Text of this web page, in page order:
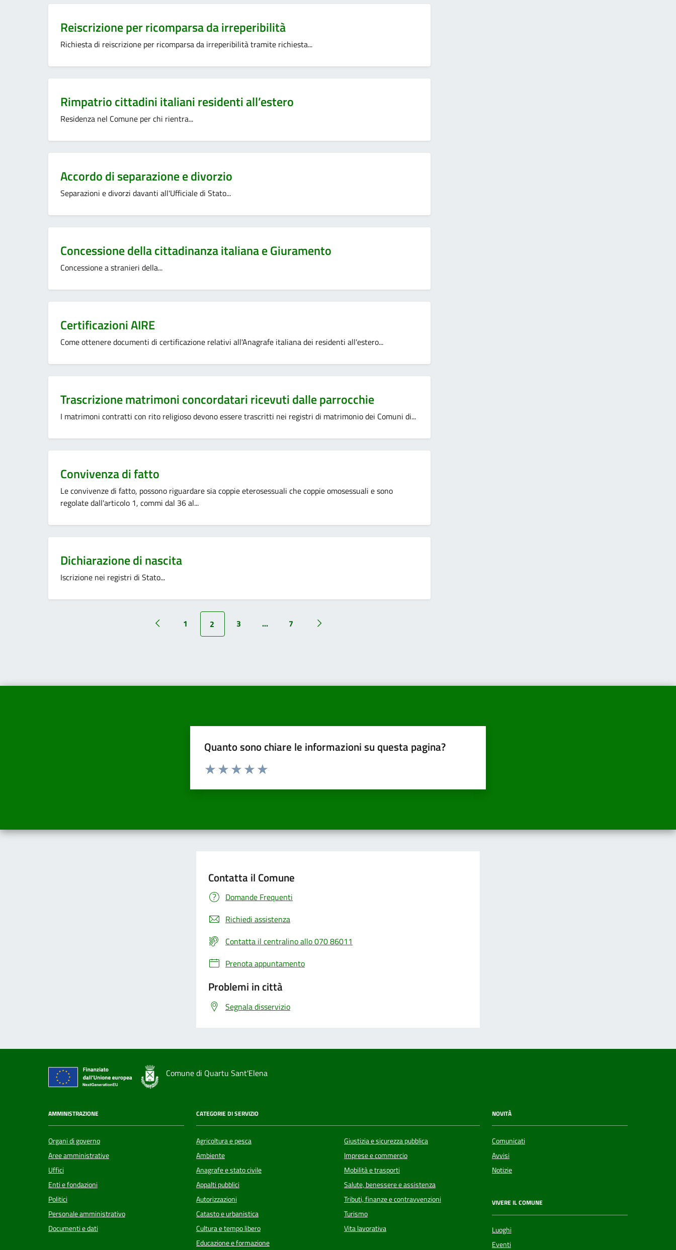
Categoria:
Reiscrizione per ricomparsa da irreperibilità
Richiesta di reiscrizione per ricomparsa da irreperibilità tramite richiesta...
Categoria:
Rimpatrio cittadini italiani residenti all’estero
Residenza nel Comune per chi rientra...
Categoria:
Accordo di separazione e divorzio
Separazioni e divorzi davanti all'Ufficiale di Stato...
Categoria:
Concessione della cittadinanza italiana e Giuramento
Concessione a stranieri della...
Categoria:
Certificazioni AIRE
Come ottenere documenti di certificazione relativi all'Anagrafe italiana dei residenti all'estero...
Categoria:
Trascrizione matrimoni concordatari ricevuti dalle parrocchie
I matrimoni contratti con rito religioso devono essere trascritti nei registri di matrimonio dei Comuni di...
Categoria:
Convivenza di fatto
Le convivenze di fatto, possono riguardare sia coppie eterosessuali che coppie omosessuali e sono
regolate dall'articolo 1, commi dal 36 al...
Categoria:
Dichiarazione di nascita
Iscrizione nei registri di Stato...
1 2 3 ... 7
Quanto sono chiare le informazioni su questa pagina?
Valuta da 1 a 5 stelle la pagina
Contatta il Comune
Domande Frequenti
Richiedi assistenza
Contatta il centralino allo 070 86011
Prenota appuntamento
Problemi in città
Segnala disservizio
Comune di Quartu Sant'Elena
AMMINISTRAZIONE
Organi di governo
Aree amministrative
Uffici
Enti e fondazioni
Politici
Personale amministrativo
Documenti e dati
CATEGORIE DI SERVIZIO
Agricoltura e pesca
Ambiente
Anagrafe e stato civile
Appalti pubblici
Autorizzazioni
Catasto e urbanistica
Cultura e tempo libero
Educazione e formazione
Giustizia e sicurezza pubblica
Imprese e commercio
Mobilità e trasporti
Salute, benessere e assistenza
Tributi, finanze e contravvenzioni
Turismo
Vita lavorativa
NOVITÀ
Comunicati
Avvisi
Notizie
VIVERE IL COMUNE
Luoghi
Eventi